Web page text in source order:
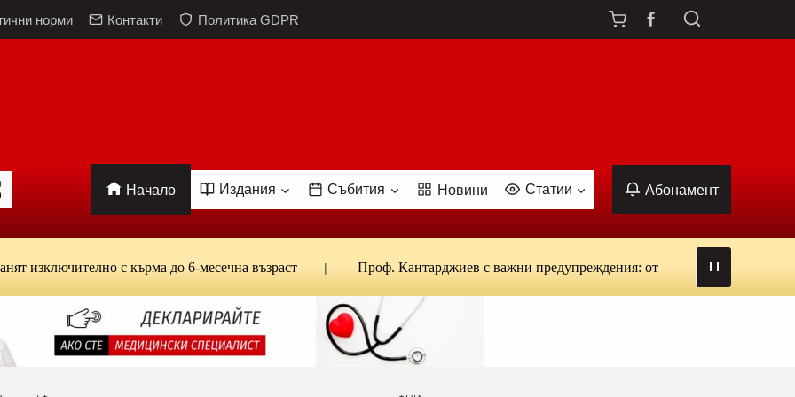
норми Контакти Политика GDPR
Начало Издания Събития Новини Статии Абонамент
с кърма до 6-месечна възраст Проф. Кантарджиев с важни предупреждения: от вируси и ухапвания от